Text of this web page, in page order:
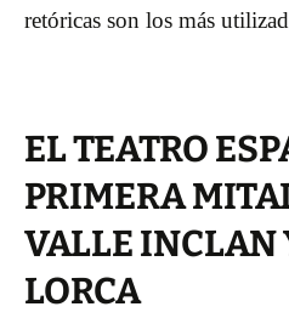
retóricas son los más
EL TEATRO
PRIMERA
VALLE INCLAN
LORCA